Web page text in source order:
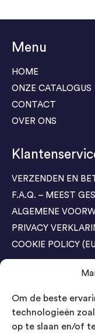
Om de beste
technologieën
op te slaan en/of
Menu
HOME
ONZE CATALOGUS
CONTACT
OVER ONS
VERZENDEN EN
F.A.Q. – MEEST
ALGEMENE
PRIVACY
COOKIE POLICY
Agenda Trade
04-05 November /
Bestel GRATIS